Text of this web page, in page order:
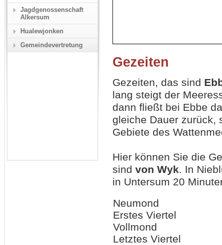
Gezeiten
Gezeiten, das sind
lang steigt der
dann fließt bei Ebbe
gleiche Dauer zurück,
Gebiete des
Hier können Sie die
sind von Wyk. In
in Untersum 20
Neumond
Erstes Viertel
Vollmond
Letztes Viertel
Jagdgenossenschaft
Alkersum
Hualewjonken
Gemeindevertretung